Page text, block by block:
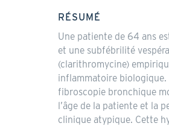
RÉSUMÉ
Une patiente de 64 ans
et une subfébrilité
(clarithromycine)
inflammatoire biologique.
fibroscopie bronchique
l’âge de la patiente et la
clinique atypique. Cette